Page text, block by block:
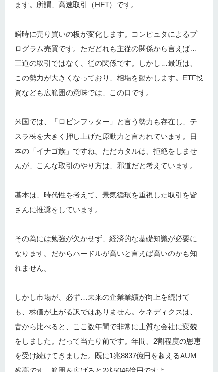
ます。所謂、高速取引（HFT）です。
瞬時に売り買いの板が変化します。コンピュタによるプ
ログラム売買です。ただどれも主従の関係から言えば…
王道の取引ではなく、従の関係です。しかし…最近は、
この勢力が大きくなっており、相場を動かします。ETF投
資なども広範囲の意味では、この口です。
米国では、「ロビンフッター」と言う勢力も存在し、テ
スラ株を大きく押し上げた原動力と言われています。日
本の「イナゴ族」ですね。ただカタルは、拒絶をしませ
んが、こんな取引のやり方は、邪道だと考えています。
基本は、時代性を考えて、景気循環を重視した取引を皆
さんに推奨をしています。
その為には勉強が欠かせず、経済的な基礎知識が必要に
なります。だからハードルが高いと言えば高いのかも知
れません。
しかし市場が、必ず…未来の企業業績が向上を続けて
も、株価が上がる訳ではありません。ケネディクスは、
昔から比べると、ここ数年間で非常に上質な会社に変貌
をしました。だって当たり前です。年間、2割程度の恩恵
を受け続けてきました。既に1兆8837億円を超えるAUM
残高です。範囲を広げると2兆5046億円ですよ。